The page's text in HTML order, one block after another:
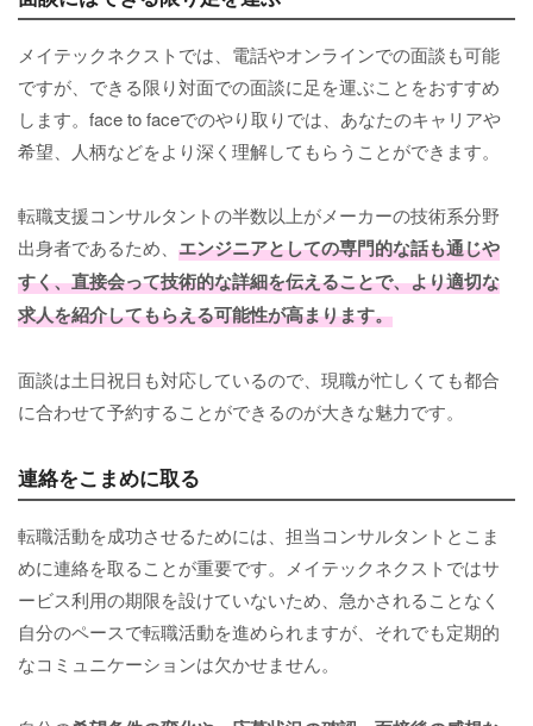
メイテックネクストでは、電話やオンラインでの面談も可能
ですが、できる限り対面での面談に足を運ぶことをおすすめ
します。face to faceでのやり取りでは、あなたのキャリアや
希望、人柄などをより深く理解してもらうことができます。
転職支援コンサルタントの半数以上がメーカーの技術系分野
出身者であるため、 エンジニアとしての専門的な話も通じや
すく、直接会って技術的な詳細を伝えることで、より適切な
求人を紹介してもらえる可能性が高まります。
面談は土日祝日も対応しているので、現職が忙しくても都合
に合わせて予約することができるのが大きな魅力です。
連絡をこまめに取る
転職活動を成功させるためには、担当コンサルタントとこま
めに連絡を取ることが重要です。メイテックネクストではサ
ービス利用の期限を設けていないため、急かされることなく
自分のペースで転職活動を進められますが、それでも定期的
なコミュニケーションは欠かせません。